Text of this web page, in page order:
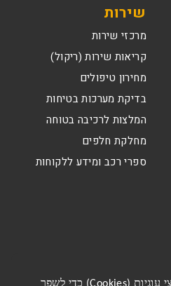
שירות
מרכזי שירות
קריאות שירות (ריקול)
מחירון טיפולים
בדיקת מערכות בטיחות
המלצות לרכיבה בטוחה
מחלקת חלפים
ספרי רכב ומידע ללקוחות